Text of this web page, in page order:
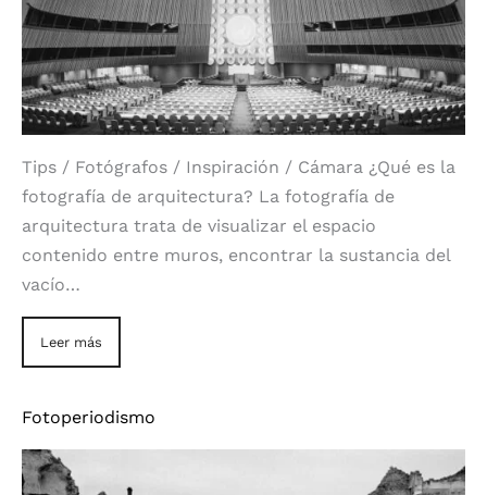
Tips / Fotógrafos / Inspiración / Cámara ¿Qué es la
fotografía de arquitectura? La fotografía de
arquitectura trata de visualizar el espacio
contenido entre muros, encontrar la sustancia del
vacío…
Leer más
Fotoperiodismo